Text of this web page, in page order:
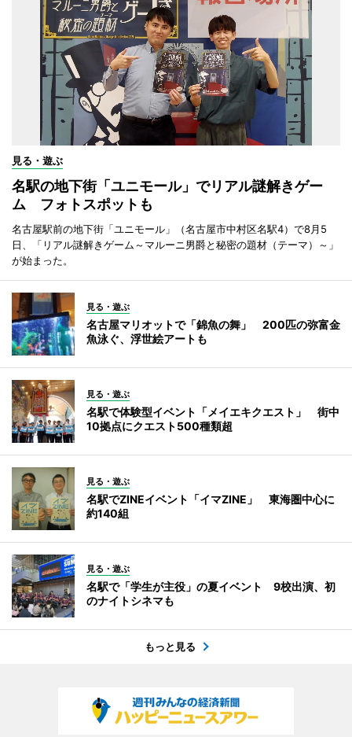
見る・遊ぶ
名駅の地下街「ユニモール」でリアル謎解きゲー
ム フォトスポットも
名古屋駅前の地下街「ユニモール」（名古屋市中村区名駅4）で8月5
日、「リアル謎解きゲーム～マルーニ男爵と秘密の題材（テーマ）～」
が始まった。
見る・遊ぶ
名古屋マリオットで「錦魚の舞」 200匹の弥富金
魚泳ぐ、浮世絵アートも
見る・遊ぶ
名駅で体験型イベント「メイエキクエスト」 街中
10拠点にクエスト500種類超
見る・遊ぶ
名駅でZINEイベント「イマZINE」 東海圏中心に
約140組
見る・遊ぶ
名駅で「学生が主役」の夏イベント 9校出演、初
のナイトシネマも
もっと見る